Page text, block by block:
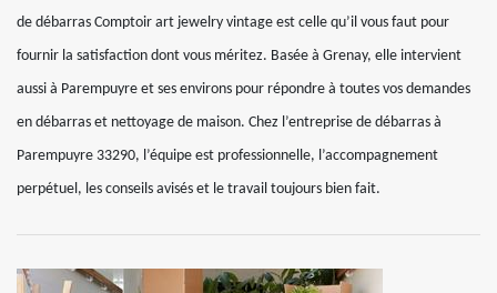
de débarras Comptoir art jewelry vintage est celle qu’il vous faut pour
fournir la satisfaction dont vous méritez. Basée à Grenay, elle intervient
aussi à Parempuyre et ses environs pour répondre à toutes vos demandes
en débarras et nettoyage de maison. Chez l’entreprise de débarras à
Parempuyre 33290, l’équipe est professionnelle, l’accompagnement
perpétuel, les conseils avisés et le travail toujours bien fait.